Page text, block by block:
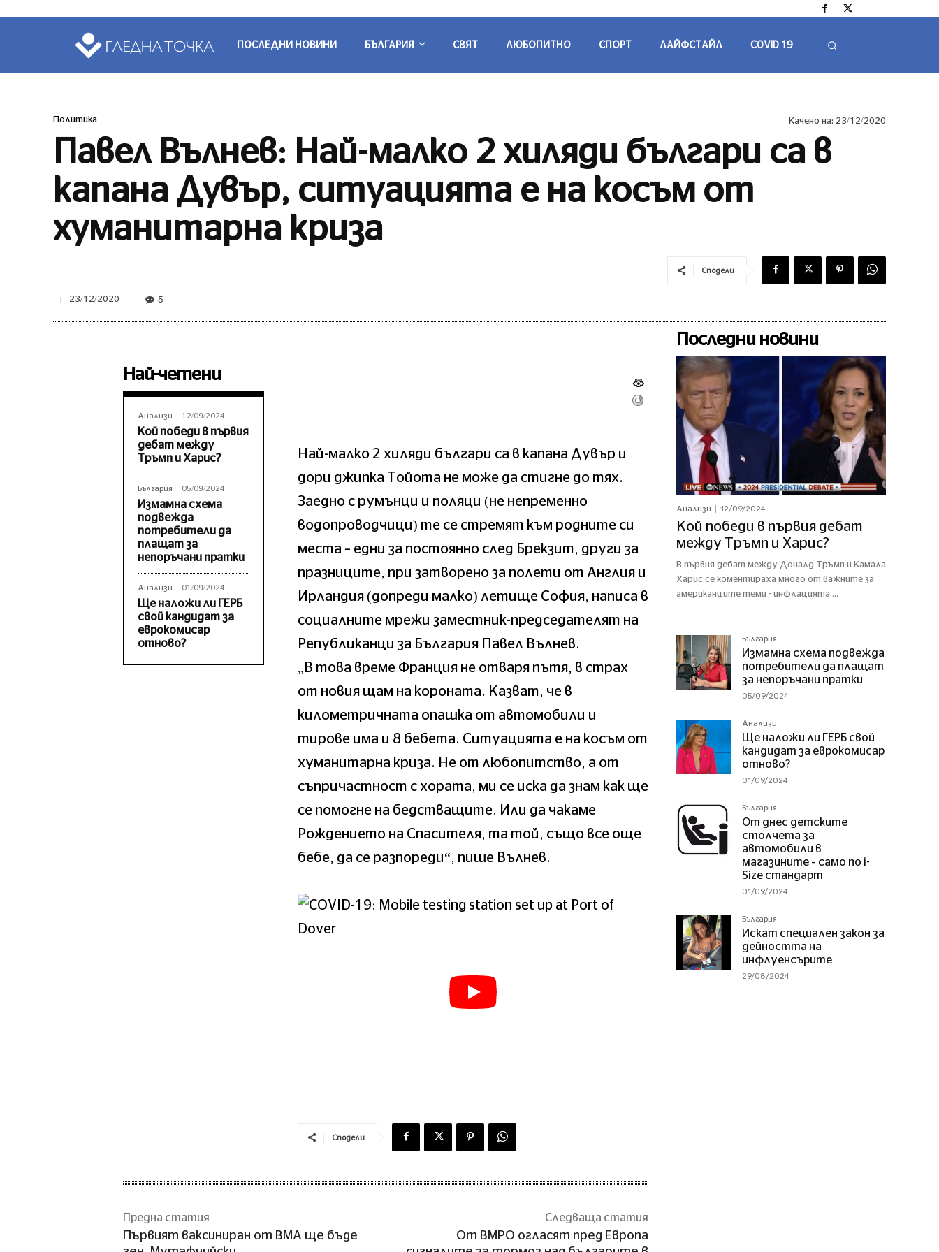
ПОСЛЕДНИ НОВИНИ БЪЛГАРИЯ СВЯТ ЛЮБОПИТНО СПОРТ ЛАЙФСТАЙЛ COVID 19
Политика Качено на: 23/12/2020
Павел Вълнев: Най-малко 2 хиляди българи са в
капана Дувър, ситуацията е на косъм от
хуманитарна криза
Сподели
23/12/2020 5
Най-четени
Анализи 12/09/2024
Кой победи в първия
дебат между
Тръмп и Харис?
България 05/09/2024
Измамна схема
подвежда
потребители да
плащат за
непоръчани пратки
Анализи 01/09/2024
Ще наложи ли ГЕРБ
свой кандидат за
еврокомисар
отново?
Най-малко 2 хиляди българи са в капана Дувър и
дори джипка Тойота не може да стигне до тях.
Заедно с румънци и поляци (не непременно
водопроводчици) те се стремят към родните си
места – едни за постоянно след Брекзит, други за
празниците, при затворено за полети от Англия и
Ирландия (допреди малко) летище София, написа в
социалните мрежи заместник-председателят на
Републиканци за България Павел Вълнев.
„В това време Франция не отваря пътя, в страх
от новия щам на короната. Казват, че в
километричната опашка от автомобили и
тирове има и 8 бебета. Ситуацията е на косъм от
хуманитарна криза. Не от любопитство, а от
съпричастност с хората, ми се иска да знам как ще
се помогне на бедстващите. Или да чакаме
Рождението на Спасителя, та той, също все още
бебе, да се разпореди“, пише Вълнев.
Сподели
Предна статия
Първият ваксиниран от ВМА ще бъде
Следваща статия
От ВМРО огласят пред Европа
Последни новини
Анализи 12/09/2024
Кой победи в първия дебат
между Тръмп и Харис?
В първия дебат между Доналд Тръмп и Камала
Харис се коментираха много от важните за
американците теми - инфлацията,...
България
Измамна схема подвежда
потребители да плащат
за непоръчани пратки
05/09/2024
Анализи
Ще наложи ли ГЕРБ свой
кандидат за еврокомисар
отново?
01/09/2024
България
От днес детските
столчета за
автомобили в
магазините – само по i-
Size стандарт
01/09/2024
България
Искат специален закон за
дейността на
инфлуенсърите
29/08/2024